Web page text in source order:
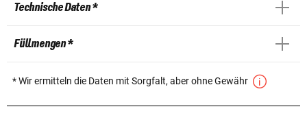
Technische Daten *
Füllmengen *
* Wir ermitteln die Daten mit Sorgfalt, aber ohne Gewähr